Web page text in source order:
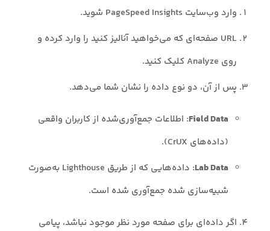
وارد وب‌سایت PageSpeed Insights شوید.
URL صفحه‌ای که می‌خواهید آنالیز کنید را وارد کرده و
روی Analyze کلیک کنید.
پس از آن، دو نوع داده را نشان شما می‌دهد.
Field Data: اطلاعات جمع‌آوری‌شده از کاربران واقعی
(داده‌های CrUX).
Lab Data
: داده‌هایی که از طریق Lighthouse به‌صورت
شبیه‌سازی شده جمع‌آوری شده است.
اگر داده‌ای برای صفحه مورد نظر موجود نباشد، پیامی